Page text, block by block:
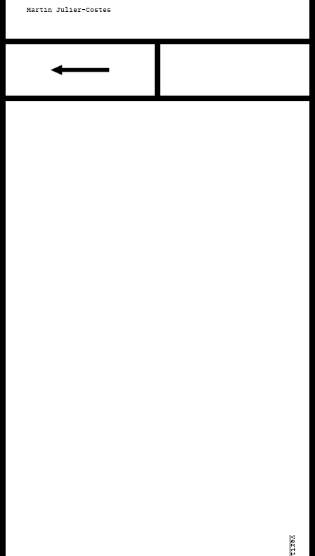
Martin Julier-Costes